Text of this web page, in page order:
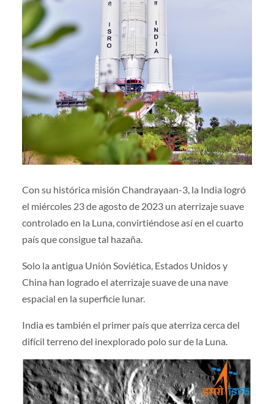
Con su histórica misión Chandrayaan-3, la India logró
el miércoles 23 de agosto de 2023 un aterrizaje suave
controlado en la Luna, convirtiéndose así en el cuarto
país que consigue tal hazaña.
Solo la antigua Unión Soviética, Estados Unidos y
China han logrado el aterrizaje suave de una nave
espacial en la superficie lunar.
India es también el primer país que aterriza cerca del
difícil terreno del inexplorado polo sur de la Luna.